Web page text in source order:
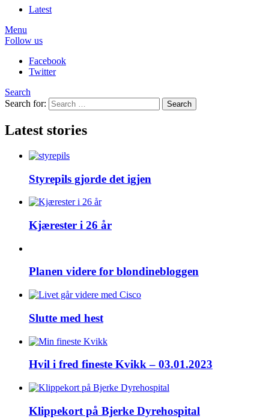
Latest
Menu
Follow us
Facebook
Twitter
Search
Search for:
Search
Latest stories
Styrepils gjorde det igjen
Kjærester i 26 år
Planen videre for blondinebloggen
Slutte med hest
Hvil i fred fineste Kvikk – 03.01.2023
Klippekort på Bjerke Dyrehospital